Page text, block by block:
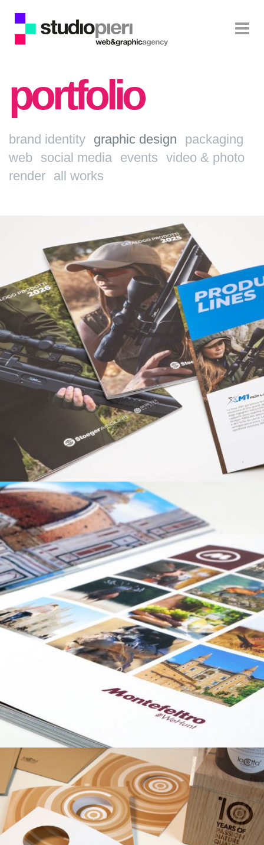
portfolio
brand identity graphic design
packaging
web social media events video & photo
render all works